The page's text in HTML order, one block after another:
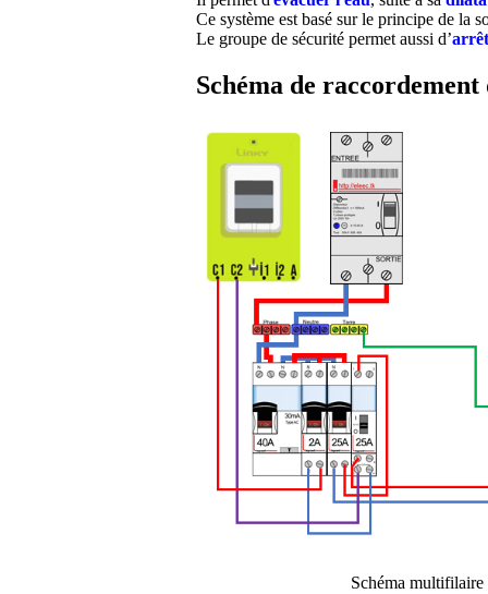
Ce système est basé sur le principe de la
Le groupe de sécurité permet aussi d’
Schéma de raccordement
Schéma multifilaire